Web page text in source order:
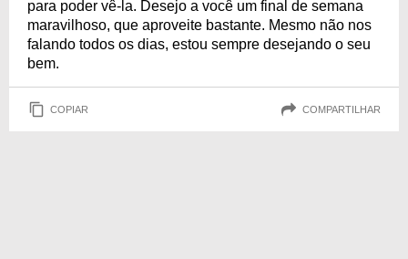
para poder vê-la. Desejo a você um final de semana
maravilhoso, que aproveite bastante. Mesmo não nos
falando todos os dias, estou sempre desejando o seu
bem.
COPIAR COMPARTILHAR